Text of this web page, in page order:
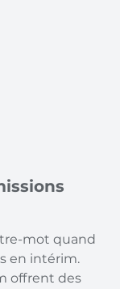
mot quand
en intérim.
offrent des